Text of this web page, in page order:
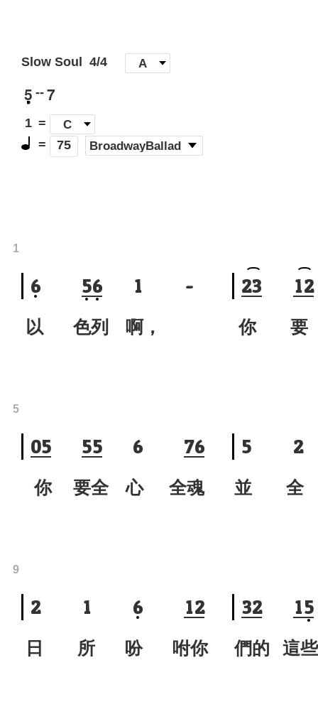
Slow Soul 4/4 A ]
5 -- 7
1 =
C
=
75 (BroadwayBallad)
6 56 1 -
1
以 色列 啊，
23 12
你 要
05 55 6 76
5
你 要全 心 全魂
5 2
並 全
2 1 6 12
9
日 所 吩 咐你
32 15
們的